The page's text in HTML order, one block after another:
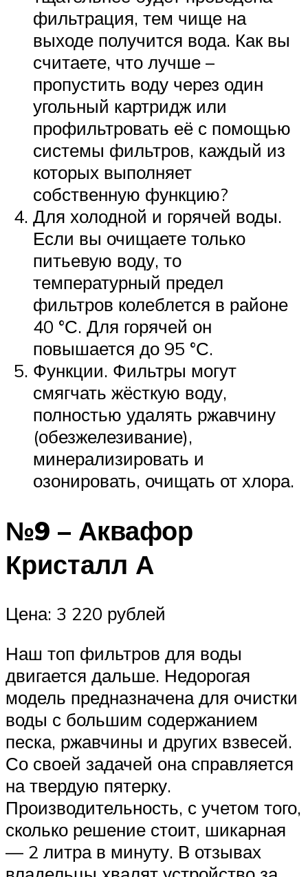
фильтрация, тем чище на
выходе получится вода. Как вы
считаете, что лучше –
пропустить воду через один
угольный картридж или
профильтровать её с помощью
системы фильтров, каждый из
которых выполняет
собственную функцию?
Для холодной и горячей воды.
Если вы очищаете только
питьевую воду, то
температурный предел
фильтров колеблется в районе
40 °С. Для горячей он
повышается до 95 °С.
Функции. Фильтры могут
смягчать жёсткую воду,
полностью удалять ржавчину
(обезжелезивание),
минерализировать и
озонировать, очищать от хлора.
№9 – Аквафор
Кристалл А
Цена: 3 220 рублей
Наш топ фильтров для воды
двигается дальше. Недорогая
модель предназначена для очистки
воды с большим содержанием
песка, ржавчины и других взвесей.
Со своей задачей она справляется
на твердую пятерку.
Производительность, с учетом того,
сколько решение стоит, шикарная
— 2 литра в минуту. В отзывах